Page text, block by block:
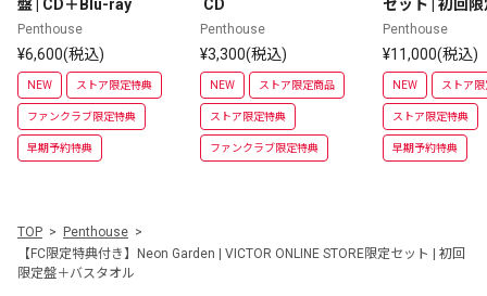
盤 | CD＋Blu-ray
Penthouse
¥6,600(税込)
NEW ストア限定特典
ファンクラブ限定特典
早期予約特典
CD
Penthouse
¥3,300(税込)
NEW ストア限定商品
ストア限定特典
ファンクラブ限定特典
セット | 初回
スタオル
Penthouse
¥11,000(税込)
NEW ストア
ストア限定特典
早期予約特典
TOP
Penthouse
【FC限定特典付き】Neon Garden | VICTOR ONLINE STORE限定セット | 初回
限定盤＋バスタオル